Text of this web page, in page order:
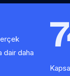
dair daha